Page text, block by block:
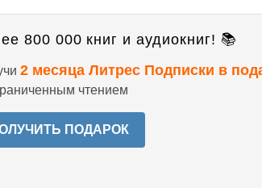
800 000 книг и аудиокниг! 📚
2 месяца Литрес Подписки в
чтением
ПОДАРОК